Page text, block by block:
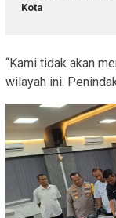
Kota
“Kami tidak akan
wilayah ini.